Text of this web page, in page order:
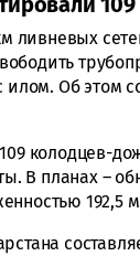
ливневых
илом. Об этом
колодцев-
В планах –
192,5